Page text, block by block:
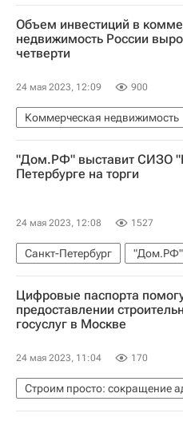
Жилье
Московская
Urban Group
Обманутые дольщики в России
Объем инвестиций в
недвижимость России
четверти
24 мая 2023, 12:09 900
Коммерческая недвижимость
Москва
Hines
АФК
Инвестиции
"Дом.РФ" выставит СИЗО
Петербурге на торги
24 мая 2023, 12:08 1527
Санкт-Петербург "Дом.РФ"
Цифровые паспорта
предоставлении
госуслуг в Москве
24 мая 2023, 11:04 170
Москва
Андрей Бочкарев